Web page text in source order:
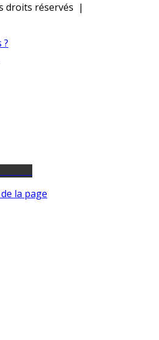
droits réservés |
?
la page